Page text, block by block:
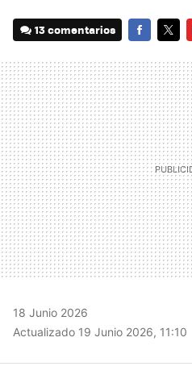
13 comentarios
18 Junio 2026
Actualizado 19 Junio 2026, 11:10